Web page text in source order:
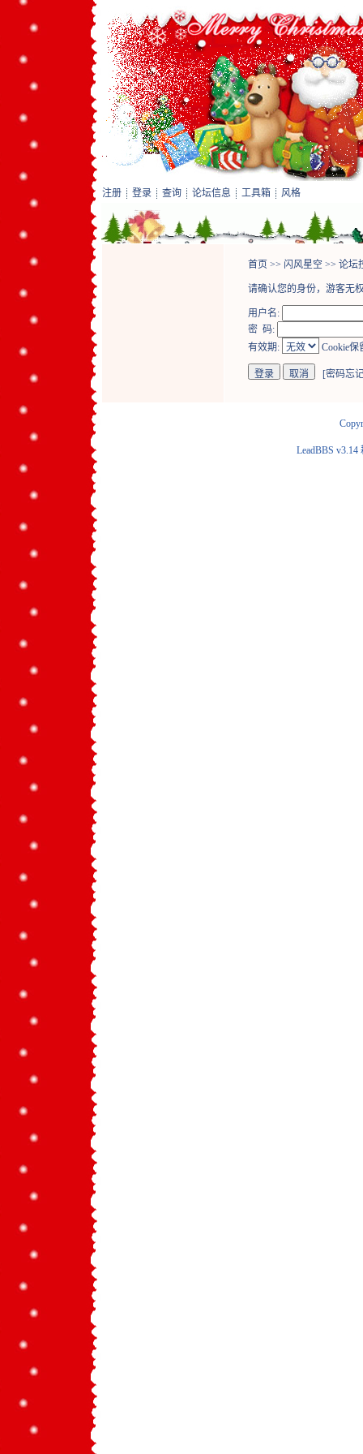
注册 登录 查询 论坛信息 工具箱 风格
首页 >> 闪风星空 >> 论坛
请确认您的身份，游客无
用户名:
密 码:
有效期:
Cookie保
[密码忘
LeadBBS v3.14